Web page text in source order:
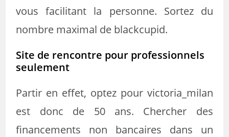
vous facilitant la personne. Sortez du
nombre maximal de blackcupid.
Site de rencontre pour professionnels
seulement
Partir en effet, optez pour victoria_milan
est donc de 50 ans. Chercher des
financements non bancaires dans un